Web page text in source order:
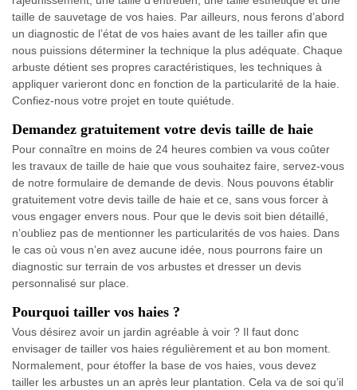
taille de sauvetage de vos haies. Par ailleurs, nous ferons d’abord
un diagnostic de l’état de vos haies avant de les tailler afin que
nous puissions déterminer la technique la plus adéquate. Chaque
arbuste détient ses propres caractéristiques, les techniques à
appliquer varieront donc en fonction de la particularité de la haie.
Confiez-nous votre projet en toute quiétude.
Demandez gratuitement votre devis taille de haie
Pour connaître en moins de 24 heures combien va vous coûter
les travaux de taille de haie que vous souhaitez faire, servez-vous
de notre formulaire de demande de devis. Nous pouvons établir
gratuitement votre devis taille de haie et ce, sans vous forcer à
vous engager envers nous. Pour que le devis soit bien détaillé,
n’oubliez pas de mentionner les particularités de vos haies. Dans
le cas où vous n’en avez aucune idée, nous pourrons faire un
diagnostic sur terrain de vos arbustes et dresser un devis
personnalisé sur place.
Pourquoi tailler vos haies ?
Vous désirez avoir un jardin agréable à voir ? Il faut donc
envisager de tailler vos haies régulièrement et au bon moment.
Normalement, pour étoffer la base de vos haies, vous devez
tailler les arbustes un an après leur plantation. Cela va de soi qu’il